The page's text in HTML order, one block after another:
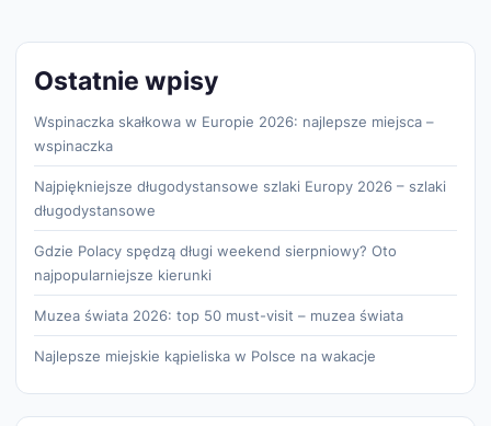
Ostatnie wpisy
Wspinaczka skałkowa w Europie 2026: najlepsze miejsca –
wspinaczka
Najpiękniejsze długodystansowe szlaki Europy 2026 – szlaki
długodystansowe
Gdzie Polacy spędzą długi weekend sierpniowy? Oto
najpopularniejsze kierunki
Muzea świata 2026: top 50 must-visit – muzea świata
Najlepsze miejskie kąpieliska w Polsce na wakacje